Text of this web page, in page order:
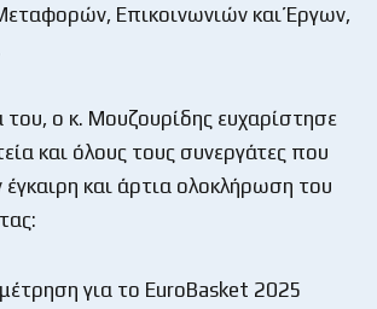
Επικοινωνιών και Έργων,
ο κ. Μουζουρίδης ευχαρίστησε
και όλους τους συνεργάτες που
και άρτια ολοκλήρωση του
για το EuroBasket 2025